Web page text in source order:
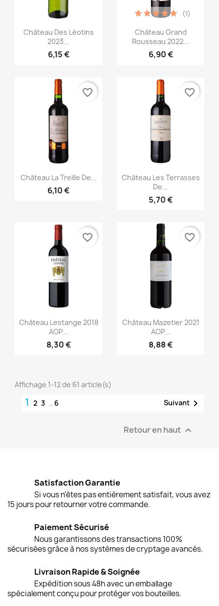
Aperçu rapide
Château Des Léotins
2023...
6,15 €
Aperçu rapide
Château Grand
Rousseau 2022...
6,90 €
(1)
Aperçu rapide
Château La Treille De...
6,10 €
favorite_border
Aperçu rapide
Château Les Terrasses
De...
5,70 €
favorite_border
Aperçu rapide
Château Lestange 2018
AOP...
8,30 €
favorite_border
Aperçu rapide
Château Mazetier 2021
AOP...
8,88 €
favorite_border
Affichage 1-12 de 61 article(s)
1 2 3 … 6 Suivant 
Retour en haut 
Satisfaction Garantie
Si vous n'êtes pas entièrement satisfait, vous avez
15 jours pour retourner votre commande.
Paiement Sécurisé
Nous garantissons des transactions 100%
sécurisées grâce à nos systèmes de cryptage avancés.
Livraison Rapide & Soignée
Expédition sous 48h avec un emballage
spécialement conçu pour protéger vos bouteilles.